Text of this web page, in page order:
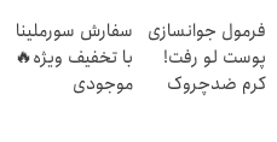
فرمول جوانسازی
پوست لو رفت!
کرم ضدچروک
سفارش سورملینا
با تخفیف ویژه🔥
موجودی